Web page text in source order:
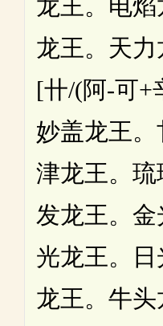
龙王。电
龙王。天
[卄/(阿-可+
妙盖龙王
津龙王。
发龙王。
光龙王。
龙王。牛